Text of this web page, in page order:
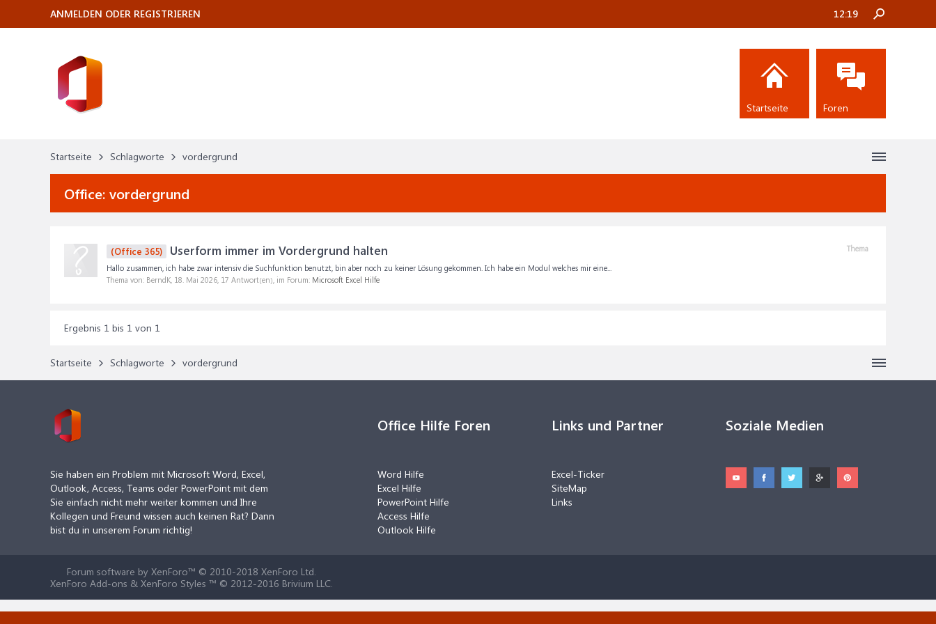
Startseite Schlagworte vordergrund
Office: vordergrund
Thema
(Office 365) Userform immer im Vordergrund halten
Hallo zusammen, ich habe zwar intensiv die Suchfunktion benutzt, bin aber noch zu keiner Lösung gekommen. Ich habe ein Modul welches mir eine...
Thema von: BerndK, 18. Mai 2026, 17 Antwort(en), im Forum: Microsoft Excel Hilfe
Ergebnis 1 bis 1 von 1
Startseite Schlagworte vordergrund
ANMELDEN ODER REGISTRIEREN 12:19
Startseite Foren
Sie haben ein Problem mit Microsoft Word, Excel,
Outlook, Access, Teams oder PowerPoint mit dem
Sie einfach nicht mehr weiter kommen und Ihre
Kollegen und Freund wissen auch keinen Rat? Dann
bist du in unserem Forum richtig!
Office Hilfe Foren
Word Hilfe
Excel Hilfe
PowerPoint Hilfe
Access Hilfe
Outlook Hilfe
Links und Partner
Excel-Ticker
SiteMap
Links
Soziale Medien
Forum software by XenForo™ © 2010-2018 XenForo Ltd.
XenForo Add-ons & XenForo Styles ™ © 2012-2016 Brivium LLC.